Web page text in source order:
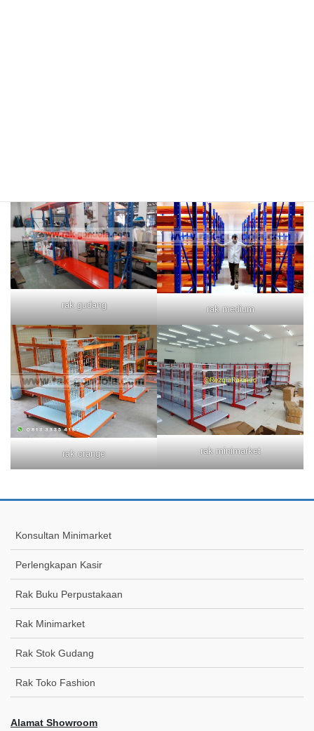
rak gudang rak medium
rak orange rak minimarket
Konsultan Minimarket
Perlengkapan Kasir
Rak Buku Perpustakaan
Rak Minimarket
Rak Stok Gudang
Rak Toko Fashion
Alamat Showroom